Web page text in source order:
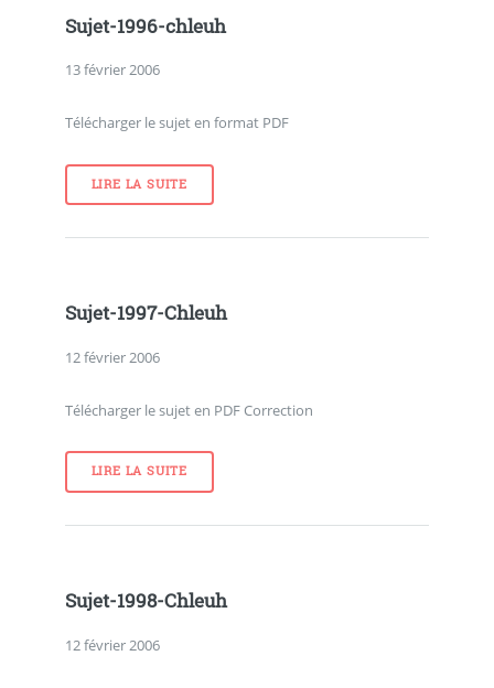
Sujet-1996-chleuh
13 février 2006
Télécharger le sujet en format PDF
LIRE LA SUITE
Sujet-1997-Chleuh
12 février 2006
Télécharger le sujet en PDF Correction
LIRE LA SUITE
Sujet-1998-Chleuh
12 février 2006